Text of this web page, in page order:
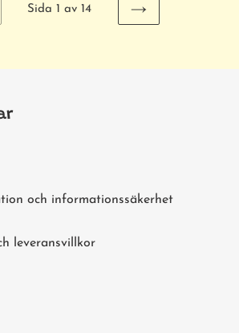
Sida 1 av 14
NÄSTA
och informationssäkerhet
leveransvillkor